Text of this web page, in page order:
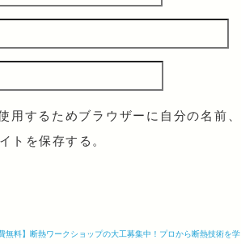
用するためブラウザーに自分の名前、
トを保存する。
無料】断熱ワークショップの大工募集中！プロから断熱技術を学